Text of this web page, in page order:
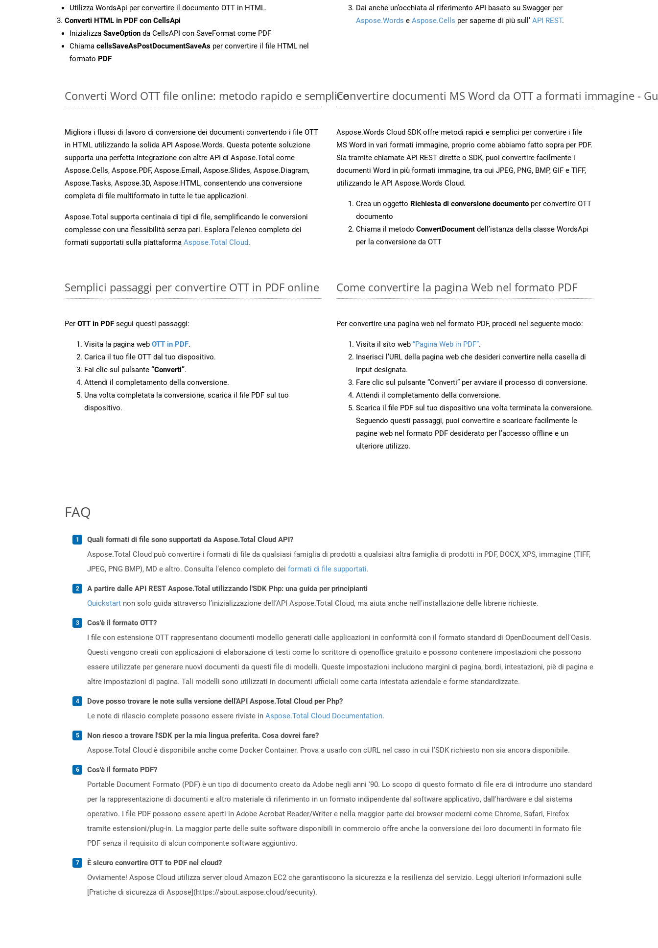
Utilizza WordsApi per convertire il documento OTT in HTML.
Converti HTML in PDF con CellsApi
Inizializza SaveOption da CellsAPI con SaveFormat come PDF
Chiama cellsSaveAsPostDocumentSaveAs per convertire il file HTML nel
formato PDF
Dai anche un’occhiata al riferimento API basato su Swagger per
Aspose.Words e Aspose.Cells per saperne di più sull’ API REST.
Converti Word OTT file online: metodo rapido e semplice
Migliora i flussi di lavoro di conversione dei documenti convertendo i file OTT
in HTML utilizzando la solida API Aspose.Words. Questa potente soluzione
supporta una perfetta integrazione con altre API di Aspose.Total come
Aspose.Cells, Aspose.PDF, Aspose.Email, Aspose.Slides, Aspose.Diagram,
Aspose.Tasks, Aspose.3D, Aspose.HTML, consentendo una conversione
completa di file multiformato in tutte le tue applicazioni.
Aspose.Total supporta centinaia di tipi di file, semplificando le conversioni
complesse con una flessibilità senza pari. Esplora l’elenco completo dei
formati supportati sulla piattaforma Aspose.Total Cloud.
Convertire documenti MS Word da OTT a formati immagine -
Aspose.Words Cloud SDK offre metodi rapidi e semplici per convertire i file
MS Word in vari formati immagine, proprio come abbiamo fatto sopra per PDF.
Sia tramite chiamate API REST dirette o SDK, puoi convertire facilmente i
documenti Word in più formati immagine, tra cui JPEG, PNG, BMP, GIF e TIFF,
utilizzando le API Aspose.Words Cloud.
Crea un oggetto Richiesta di conversione documento per convertire OTT
documento
Chiama il metodo ConvertDocument dell’istanza della classe WordsApi
per la conversione da OTT
Semplici passaggi per convertire OTT in PDF online
Per OTT in PDF segui questi passaggi:
Visita la pagina web OTT in PDF.
Carica il tuo file OTT dal tuo dispositivo.
Fai clic sul pulsante “Converti”.
Attendi il completamento della conversione.
Una volta completata la conversione, scarica il file PDF sul tuo
dispositivo.
Come convertire la pagina Web nel formato PDF
Per convertire una pagina web nel formato PDF, procedi nel seguente modo:
Visita il sito web “Pagina Web in PDF”.
Inserisci l’URL della pagina web che desideri convertire nella casella di
input designata.
Fare clic sul pulsante “Converti” per avviare il processo di conversione.
Attendi il completamento della conversione.
Scarica il file PDF sul tuo dispositivo una volta terminata la conversione.
Seguendo questi passaggi, puoi convertire e scaricare facilmente le
pagine web nel formato PDF desiderato per l’accesso offline e un
ulteriore utilizzo.
FAQ
Quali formati di file sono supportati da Aspose.Total Cloud API?
Aspose.Total Cloud può convertire i formati di file da qualsiasi famiglia di prodotti a qualsiasi altra famiglia di prodotti in PDF, DOCX, XPS, immagine (TIFF,
JPEG, PNG BMP), MD e altro. Consulta l’elenco completo dei formati di file supportati.
A partire dalle API REST Aspose.Total utilizzando l'SDK Php: una guida per principianti
Quickstart non solo guida attraverso l’inizializzazione dell’API Aspose.Total Cloud, ma aiuta anche nell’installazione delle librerie richieste.
Cos'è il formato OTT?
I file con estensione OTT rappresentano documenti modello generati dalle applicazioni in conformità con il formato standard di OpenDocument dell'Oasis.
Questi vengono creati con applicazioni di elaborazione di testi come lo scrittore di openoffice gratuito e possono contenere impostazioni che possono
essere utilizzate per generare nuovi documenti da questi file di modelli. Queste impostazioni includono margini di pagina, bordi, intestazioni, piè di pagina e
altre impostazioni di pagina. Tali modelli sono utilizzati in documenti ufficiali come carta intestata aziendale e forme standardizzate.
Dove posso trovare le note sulla versione dell'API Aspose.Total Cloud per Php?
Le note di rilascio complete possono essere riviste in Aspose.Total Cloud Documentation.
Non riesco a trovare l'SDK per la mia lingua preferita. Cosa dovrei fare?
Aspose.Total Cloud è disponibile anche come Docker Container. Prova a usarlo con cURL nel caso in cui l’SDK richiesto non sia ancora disponibile.
Cos'è il formato PDF?
Portable Document Formato (PDF) è un tipo di documento creato da Adobe negli anni '90. Lo scopo di questo formato di file era di introdurre uno standard
per la rappresentazione di documenti e altro materiale di riferimento in un formato indipendente dal software applicativo, dall'hardware e dal sistema
operativo. I file PDF possono essere aperti in Adobe Acrobat Reader/Writer e nella maggior parte dei browser moderni come Chrome, Safari, Firefox
tramite estensioni/plug-in. La maggior parte delle suite software disponibili in commercio offre anche la conversione dei loro documenti in formato file
PDF senza il requisito di alcun componente software aggiuntivo.
È sicuro convertire OTT to PDF nel cloud?
Ovviamente! Aspose Cloud utilizza server cloud Amazon EC2 che garantiscono la sicurezza e la resilienza del servizio. Leggi ulteriori informazioni sulle
[Pratiche di sicurezza di Aspose](https://about.aspose.cloud/security).